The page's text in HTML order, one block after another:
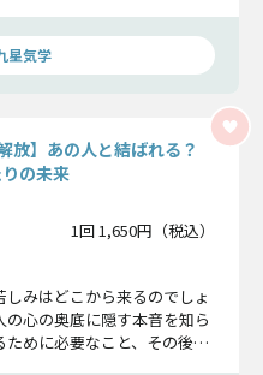
星気学
放】あの人と結ばれる？
の未来
1回 1,650円（税込）
みはどこから来るのでしょ
心の奥底に隠す本音を知ら
めに必要なこと、その後の